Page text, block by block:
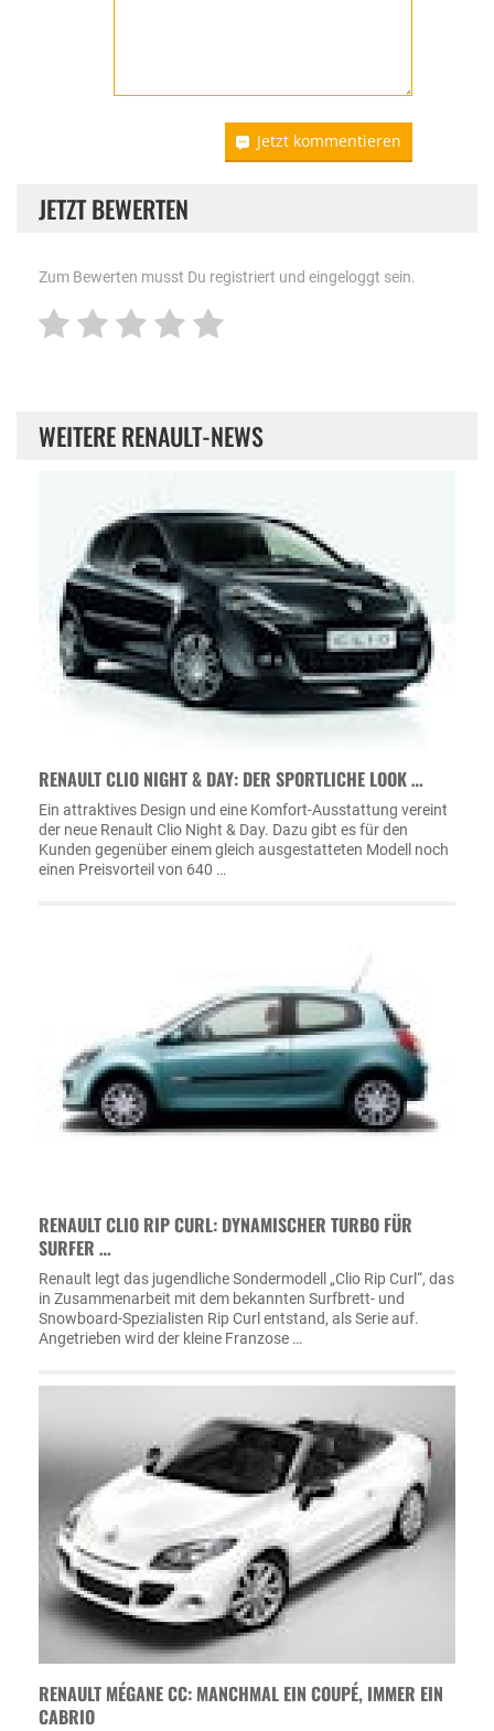
Jetzt kommentieren
JETZT BEWERTEN
Zum Bewerten musst Du registriert und eingeloggt sein.
WEITERE RENAULT-NEWS
RENAULT CLIO NIGHT & DAY: DER SPORTLICHE LOOK …
Ein attraktives Design und eine Komfort-Ausstattung vereint
der neue Renault Clio Night & Day. Dazu gibt es für den
Kunden gegenüber einem gleich ausgestatteten Modell noch
einen Preisvorteil von 640 …
RENAULT CLIO RIP CURL: DYNAMISCHER TURBO FÜR
SURFER …
Renault legt das jugendliche Sondermodell „Clio Rip Curl“, das
in Zusammenarbeit mit dem bekannten Surfbrett- und
Snowboard-Spezialisten Rip Curl entstand, als Serie auf.
Angetrieben wird der kleine Franzose …
RENAULT MÉGANE CC: MANCHMAL EIN COUPÉ, IMMER EIN
CABRIO